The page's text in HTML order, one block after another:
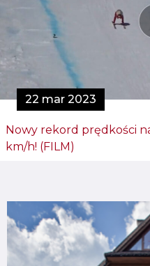
22 mar 2023
Nowy rekord prędkości
km/h! (FILM)